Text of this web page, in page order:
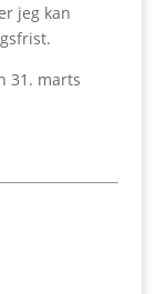
jeg kan
31. marts